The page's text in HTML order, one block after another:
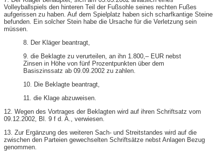
Volleyballspiels den hinteren Teil der Fußsohle seines rechten Fußes
aufgerissen zu haben. Auf dem Spielplatz haben sich scharfkantige Steine
befunden. Ein solcher Stein habe die Ursache für die Verletzung sein
müssen.
8. Der Kläger beantragt,
9. die Beklagte zu verurteilen, an ihn 1.800,– EUR nebst
Zinsen in Höhe von fünf Prozentpunkten über dem
Basiszinssatz ab 09.09.2002 zu zahlen.
10. Die Beklagte beantragt,
11. die Klage abzuweisen.
12. Wegen des Vortrages der Beklagten wird auf ihren Schriftsatz vom
09.12.2002, Bl. 9 f d. A., verwiesen.
13. Zur Ergänzung des weiteren Sach- und Streitstandes wird auf die
zwischen den Parteien gewechselten Schriftsätze nebst Anlagen Bezug
genommen.